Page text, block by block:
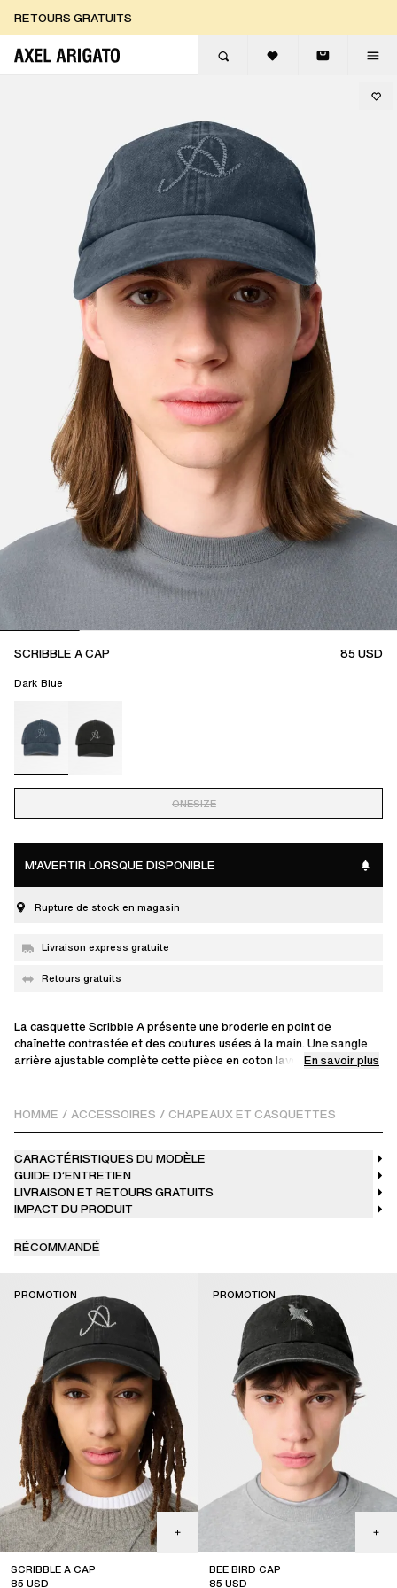
RETOURS GRATUITS
LIVRAISON EXPRESS GRATUITE
SCRIBBLE A CAP 85USD
Dark Blue
ONESIZE
M'AVERTIR LORSQUE DISPONIBLE
Rupture de stock en magasin
Livraison express gratuite
Retours gratuits
La casquette Scribble A présente une broderie en point de
chaînette contrastée et des coutures usées à la main. Une sangle
arrière ajustable complète cette pièce en coton lavé.
unique. Merci de le manipuler avec soin.
En savoir plus
HOMME / ACCESSOIRES / CHAPEAUX ET CASQUETTES
CARACTÉRISTIQUES DU MODÈLE
GUIDE D’ENTRETIEN
LIVRAISON ET RETOURS GRATUITS
IMPACT DU PRODUIT
RÉCOMMANDÉ
SCRIBBLE A CAP
85 USD
PROMOTION
BEE BIRD CAP
85 USD
PROMOTION